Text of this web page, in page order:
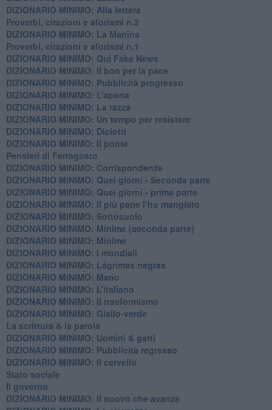
​DIZIONARIO MINIMO: Alla lettera
Proverbi, citazioni e aforismi n.2
DIZIONARIO MINIMO: La Manina
​Proverbi, citazioni e aforismi n.1
DIZIONARIO MINIMO: Qui Fake News
DIZIONARIO MINIMO: ​Il bon per la pace
DIZIONARIO MINIMO: Pubblicità progresso
DIZIONARIO MINIMO: L’aporìa
DIZIONARIO MINIMO: La razza
DIZIONARIO MINIMO: Un tempo per resistere
DIZIONARIO MINIMO: Diciotti
DIZIONARIO MINIMO: Il ponte
Pensieri di Ferragosto
DIZIONARIO MINIMO: Corrispondenze
DIZIONARIO MINIMO: Quei giorni - Seconda parte
DIZIONARIO MINIMO: Quei giorni - prima parte
DIZIONARIO MINIMO: Il più pane l’ho mangiato
DIZIONARIO MINIMO: Sottosuolo
DIZIONARIO MINIMO: Minime (seconda parte)
DIZIONARIO MINIMO: Minime
DIZIONARIO MINIMO: ​I mondiali
DIZIONARIO MINIMO: ​Lágrimas negras
DIZIONARIO MINIMO: Mario
DIZIONARIO MINIMO: L’italiano
DIZIONARIO MINIMO: Il trasformismo
DIZIONARIO MINIMO: Giallo-verde
La scrittura & la parola
​DIZIONARIO MINIMO: Uomini & gatti
DIZIONARIO MINIMO: ​Pubblicità regresso
DIZIONARIO MINIMO: Il cervello
Stato sociale
Il governo
DIZIONARIO MINIMO: Il nuovo che avanza